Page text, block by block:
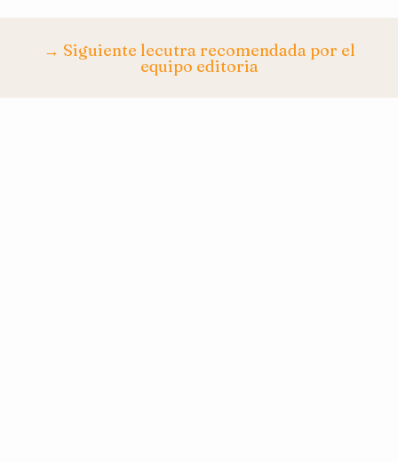
→ Siguiente lecutra recomendada por el
equipo editoria